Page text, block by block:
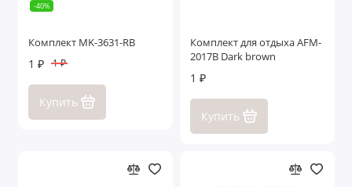
-40%
Комплект MK-3631-RB
1 ₽ 1 ₽
Купить
Комплект для отдыха AFM-
2017B Dark brown
1 ₽
Купить